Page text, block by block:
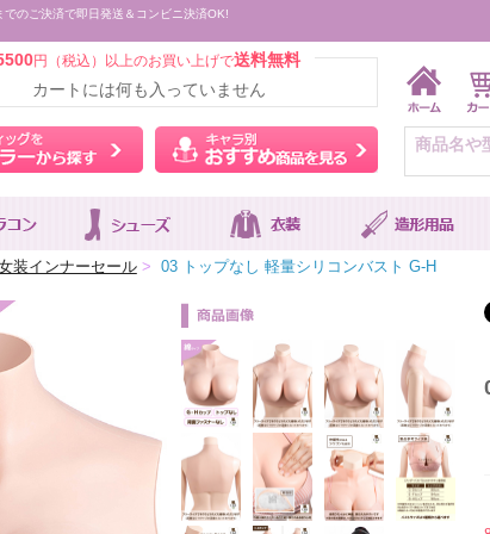
のご決済で即日発送＆コンビニ決済OK!
円（税込）以上のお買い上げで送料無料
カートには何も入っていません
ウィッグをカラーから探す キャラ別お
装インナーセール > 03 トップなし 軽量シリコンバスト G-H